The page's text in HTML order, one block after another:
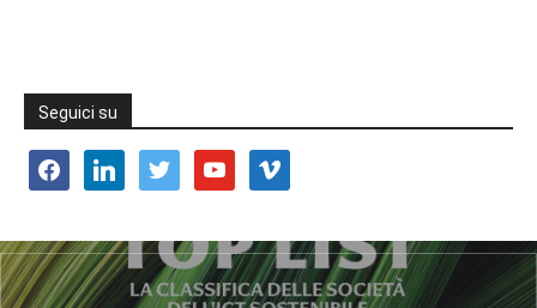
Seguici su
facebooklinkedin twitter youtube vimeo